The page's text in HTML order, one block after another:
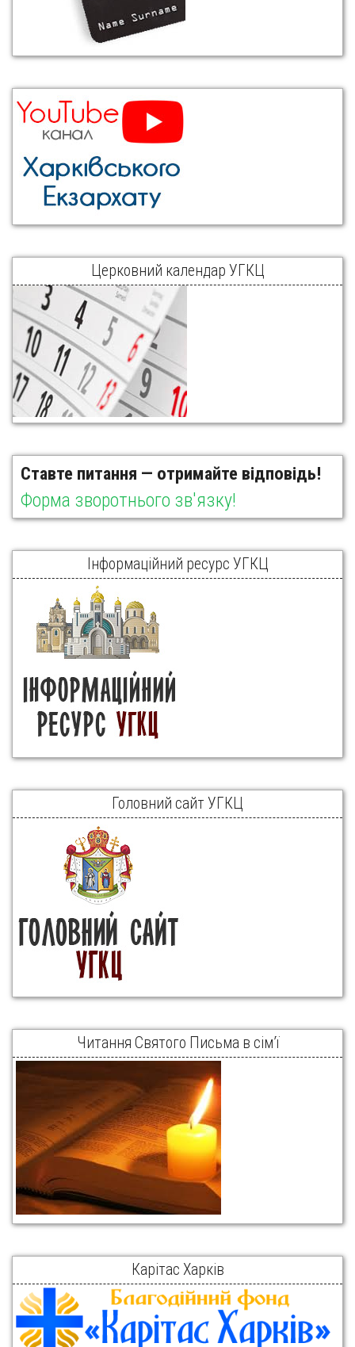
Церковний календар УГКЦ
Ставте питання — отримайте відповідь!
Форма зворотнього зв'язку!
Інформаційний ресурс УГКЦ
Головний сайт УГКЦ
Читання Святого Письма в сім’ї
Карітас Харків